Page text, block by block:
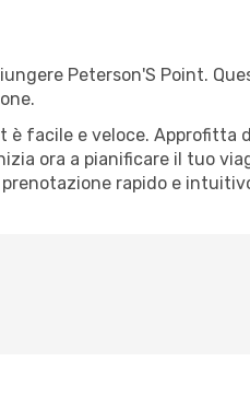
Peterson'S Point.
facile e veloce. Approfitta
ora a pianificare il tuo
rapido e